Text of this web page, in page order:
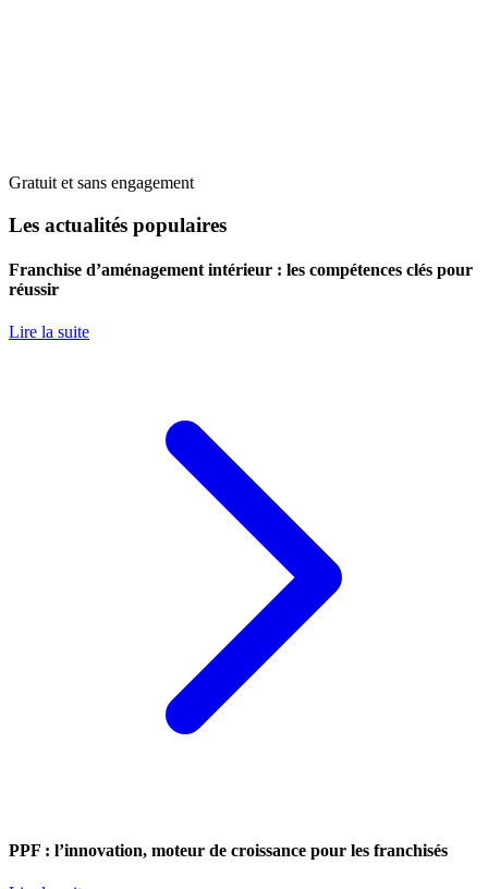
Gratuit et sans engagement
Les actualités populaires
Franchise d’aménagement intérieur : les compétences clés pour
réussir
Lire la suite
PPF : l’innovation, moteur de croissance pour les franchisés